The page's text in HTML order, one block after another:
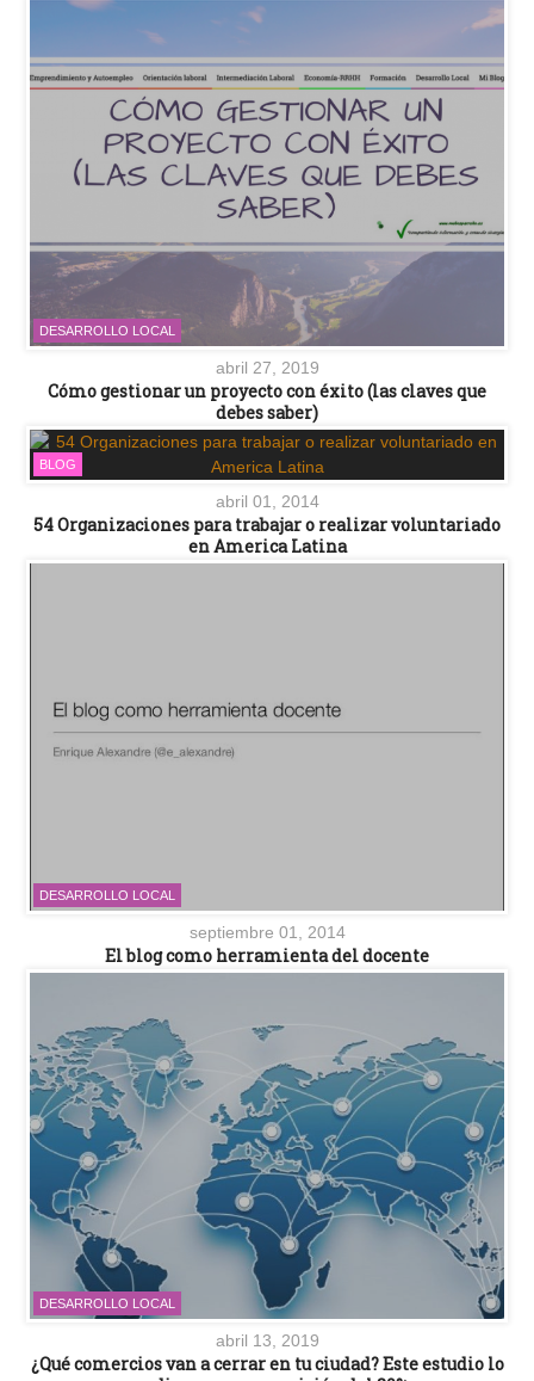
DESARROLLO LOCAL
abril 27, 2019
Cómo gestionar un proyecto con éxito (las claves que
debes saber)
BLOG
abril 01, 2014
54 Organizaciones para trabajar o realizar voluntariado
en America Latina
DESARROLLO LOCAL
septiembre 01, 2014
El blog como herramienta del docente
DESARROLLO LOCAL
abril 13, 2019
¿Qué comercios van a cerrar en tu ciudad? Este estudio lo